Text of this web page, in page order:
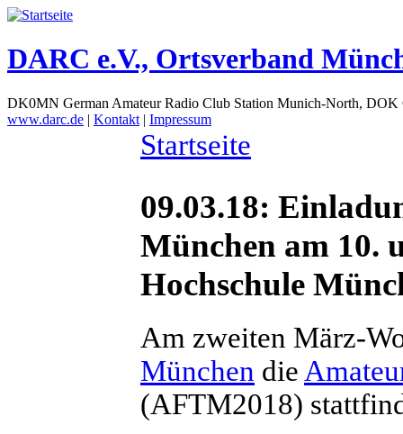
DARC e.V., Ortsverband
DK0MN German Amateur Radio Club Station Munich-North,
www.darc.de | Kontakt | Impressum
Startseite
09.03.18:
München am 10.
Hochschule
Am zweiten März-
München die
(AFTM2018)